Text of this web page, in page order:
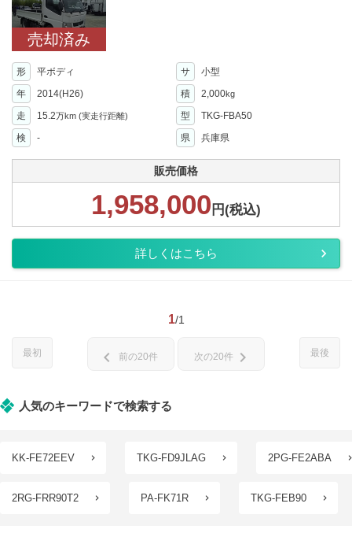
売却済み
形 平ボディ サ
小型
年
2014(H26) 積 2,000kg
走 15.2万km (実走行距離) 型
TKG-FBA50
検
- 県 兵庫県
販売価格
1,958,000 円(税込)
詳しくはこちら
1/1
最初 最後
chevron_left 前の20件 次の20件 chevron_right
人気のキーワードで検索する
KK-FE72EEV TKG-FD9JLAG 2PG-FE2ABA
2RG-FRR90T2 PA-FK71R TKG-FEB90